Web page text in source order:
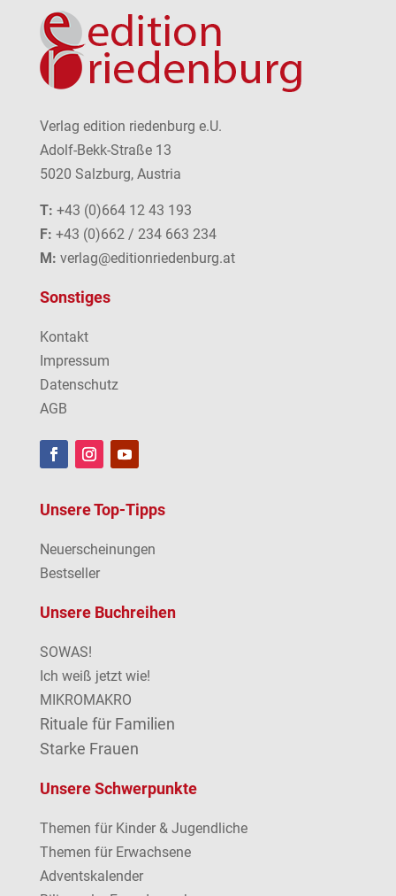
Verlag edition riedenburg e.U.
Adolf-Bekk-Straße 13
5020 Salzburg, Austria
T: +43 (0)664 12 43 193
F: +43 (0)662 / 234 663 234
M: verlag@editionriedenburg.at
Sonstiges
Kontakt
Impressum
Datenschutz
AGB
Unsere Top-Tipps
Neuerscheinungen
Bestseller
Unsere Buchreihen
SOWAS!
Ich weiß jetzt wie!
MIKROMAKRO
Rituale für Familien
Starke Frauen
Unsere Schwerpunkte
Themen für Kinder & Jugendliche
Themen für Erwachsene
Adventskalender